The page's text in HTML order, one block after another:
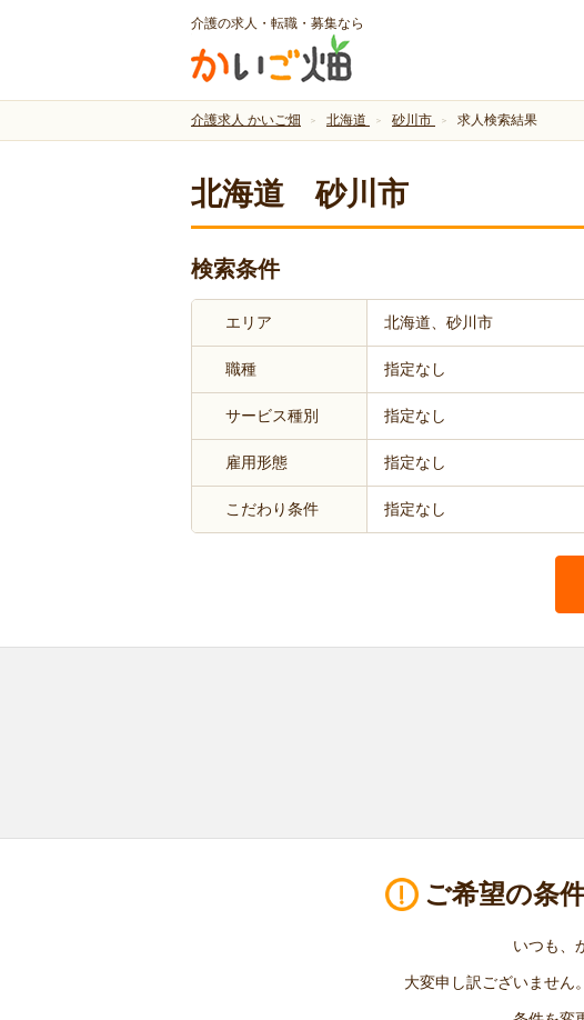
介護の求人・転職・募集なら
介護求人 かいご畑 北海道 砂川市 求人検索結果
北海道 砂川市
検索条件
エリア 北海道、砂川市
職種 指定なし
サービス種別 指定なし
雇用形態 指定なし
こだわり条件 指定なし
ご希望の条
いつも、
大変申し訳ございません